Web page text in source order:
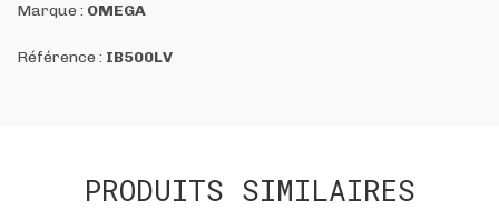
Marque : OMEGA
Référence : IB500LV
PRODUITS SIMILAIRES